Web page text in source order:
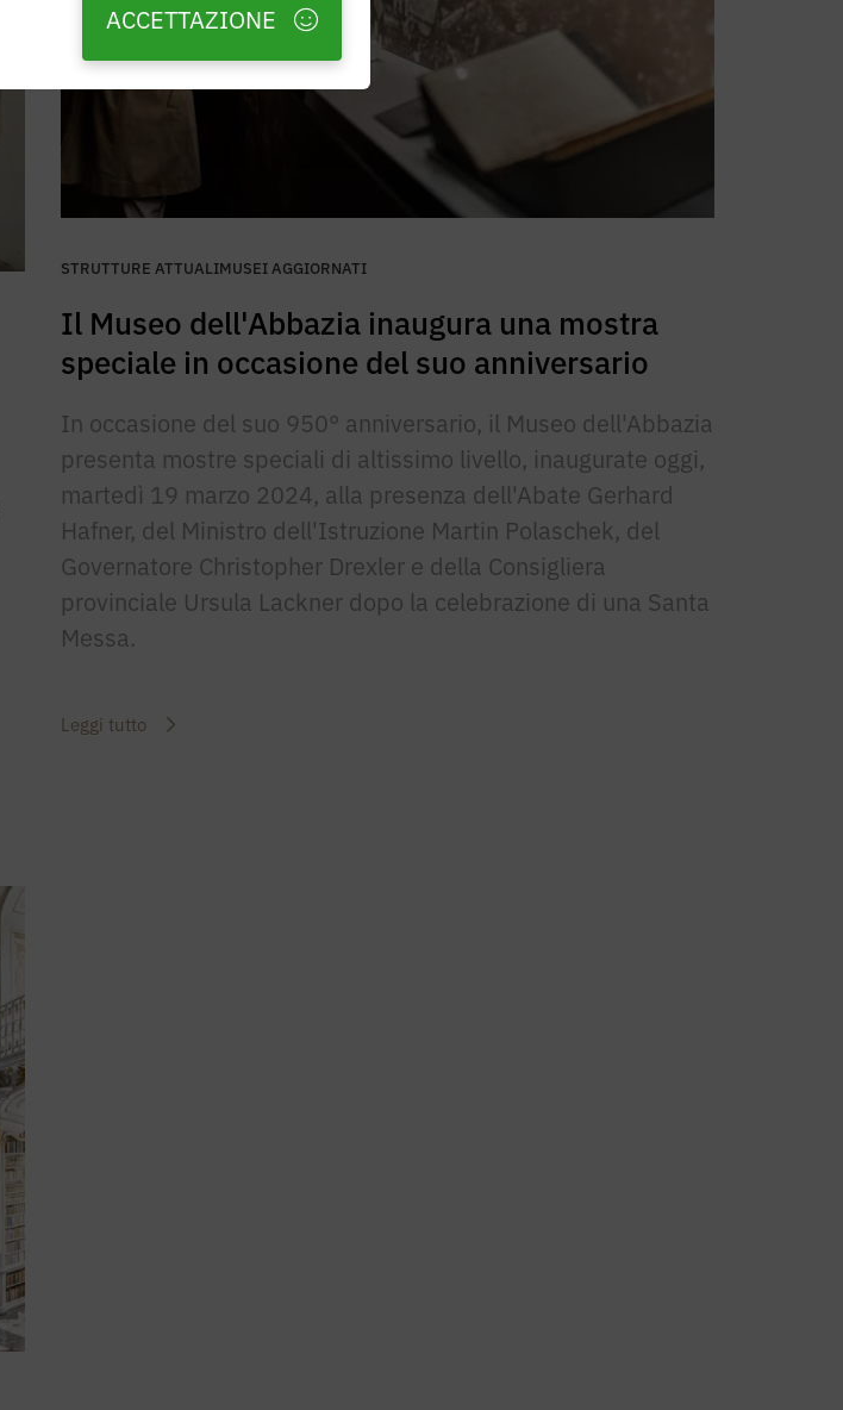
STRUTTURE ATTUALIMUSEI AGGIORNATI
Il Museo dell'Abbazia inaugura una mostra
speciale in occasione del suo anniversario
In occasione del suo 950° anniversario, il Museo dell'Abbazia
presenta mostre speciali di altissimo livello, inaugurate oggi,
martedì 19 marzo 2024, alla presenza dell'Abate Gerhard
Hafner, del Ministro dell'Istruzione Martin Polaschek, del
Governatore Christopher Drexler e della Consigliera
provinciale Ursula Lackner dopo la celebrazione di una Santa
Messa.
Leggi tutto
ACCETTAZIONE